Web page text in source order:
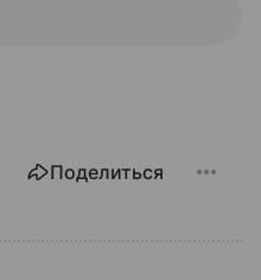
Поделиться